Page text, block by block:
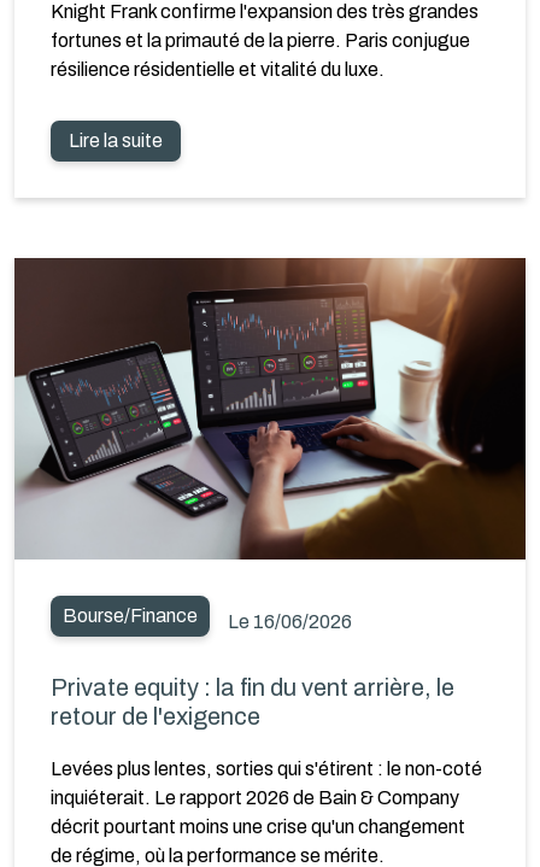
Knight Frank confirme l'expansion des très grandes
fortunes et la primauté de la pierre. Paris conjugue
résilience résidentielle et vitalité du luxe.
Lire la suite
Bourse/Finance Le 16/06/2026
Private equity : la fin du vent arrière, le
retour de l'exigence
Levées plus lentes, sorties qui s'étirent : le non-coté
inquiéterait. Le rapport 2026 de Bain & Company
décrit pourtant moins une crise qu'un changement
de régime, où la performance se mérite.